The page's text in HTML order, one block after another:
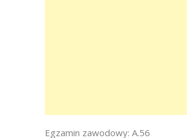
Egzamin zawodowy: A.56